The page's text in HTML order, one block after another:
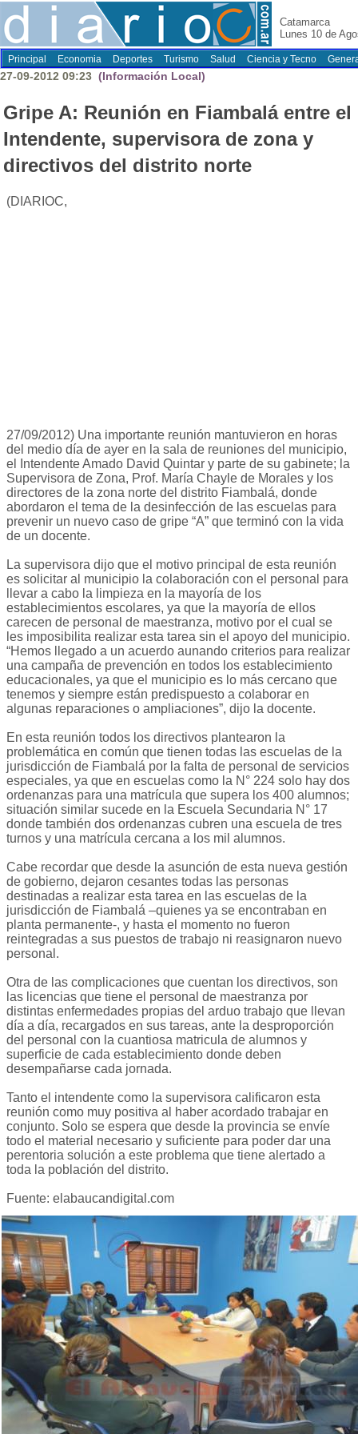
Catamarca
Lunes 10 de
Principal Economia Deportes Turismo Salud Ciencia y Tecno
27-09-2012 09:23 (Información Local)
Gripe A: Reunión en Fiambalá entre el
Intendente, supervisora de zona y
directivos del distrito norte
(DIARIOC,
27/09/2012) Una importante reunión mantuvieron en horas
del medio día de ayer en la sala de reuniones del municipio,
el Intendente Amado David Quintar y parte de su gabinete; la
Supervisora de Zona, Prof. María Chayle de Morales y los
directores de la zona norte del distrito Fiambalá, donde
abordaron el tema de la desinfección de las escuelas para
prevenir un nuevo caso de gripe “A” que terminó con la vida
de un docente.
La supervisora dijo que el motivo principal de esta reunión
es solicitar al municipio la colaboración con el personal para
llevar a cabo la limpieza en la mayoría de los
establecimientos escolares, ya que la mayoría de ellos
carecen de personal de maestranza, motivo por el cual se
les imposibilita realizar esta tarea sin el apoyo del municipio.
“Hemos llegado a un acuerdo aunando criterios para realizar
una campaña de prevención en todos los establecimiento
educacionales, ya que el municipio es lo más cercano que
tenemos y siempre están predispuesto a colaborar en
algunas reparaciones o ampliaciones”, dijo la docente.
En esta reunión todos los directivos plantearon la
problemática en común que tienen todas las escuelas de la
jurisdicción de Fiambalá por la falta de personal de servicios
especiales, ya que en escuelas como la N° 224 solo hay dos
ordenanzas para una matrícula que supera los 400 alumnos;
situación similar sucede en la Escuela Secundaria N° 17
donde también dos ordenanzas cubren una escuela de tres
turnos y una matrícula cercana a los mil alumnos.
Cabe recordar que desde la asunción de esta nueva gestión
de gobierno, dejaron cesantes todas las personas
destinadas a realizar esta tarea en las escuelas de la
jurisdicción de Fiambalá –quienes ya se encontraban en
planta permanente-, y hasta el momento no fueron
reintegradas a sus puestos de trabajo ni reasignaron nuevo
personal.
Otra de las complicaciones que cuentan los directivos, son
las licencias que tiene el personal de maestranza por
distintas enfermedades propias del arduo trabajo que llevan
día a día, recargados en sus tareas, ante la desproporción
del personal con la cuantiosa matricula de alumnos y
superficie de cada establecimiento donde deben
desempañarse cada jornada.
Tanto el intendente como la supervisora calificaron esta
reunión como muy positiva al haber acordado trabajar en
conjunto. Solo se espera que desde la provincia se envíe
todo el material necesario y suficiente para poder dar una
perentoria solución a este problema que tiene alertado a
toda la población del distrito.
Fuente: elabaucandigital.com